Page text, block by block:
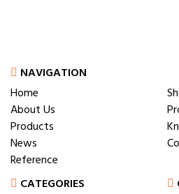
NAVIGATION
Home
About Us
Products
News
Reference
CATEGORIES